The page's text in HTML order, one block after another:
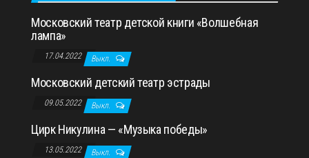
Московский театр детской книги «Волшебная
лампа»
17.04.2022 Выкл.
Московский детский театр эстрады
09.05.2022 Выкл.
Цирк Никулина — «Музыка победы»
13.05.2022 Выкл.